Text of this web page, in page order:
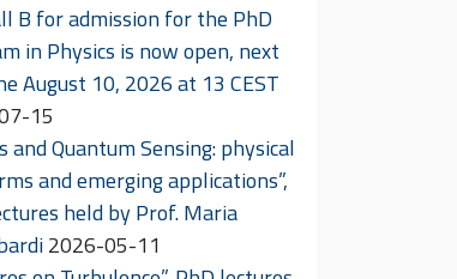
B for admission for the PhD
in Physics is now open, next
August 10, 2026 at 13 CEST
15
and Quantum Sensing: physical
and emerging applications”,
held by Prof. Maria
2026-05-11